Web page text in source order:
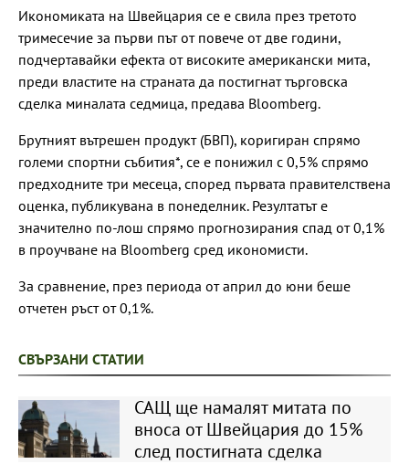
Икономиката на Швейцария се е свила през третото
тримесечие за първи път от повече от две години,
подчертавайки ефекта от високите американски мита,
преди властите на страната да постигнат търговска
сделка миналата седмица, предава Bloomberg.
Брутният вътрешен продукт (БВП), коригиран спрямо
големи спортни събития*, се е понижил с 0,5% спрямо
предходните три месеца, според първата правителствена
оценка, публикувана в понеделник. Резултатът е
значително по-лош спрямо прогнозирания спад от 0,1%
в проучване на Bloomberg сред икономисти.
За сравнение, през периода от април до юни беше
отчетен ръст от 0,1%.
СВЪРЗАНИ СТАТИИ
САЩ ще намалят митата по
вноса от Швейцария до 15%
след постигната сделка